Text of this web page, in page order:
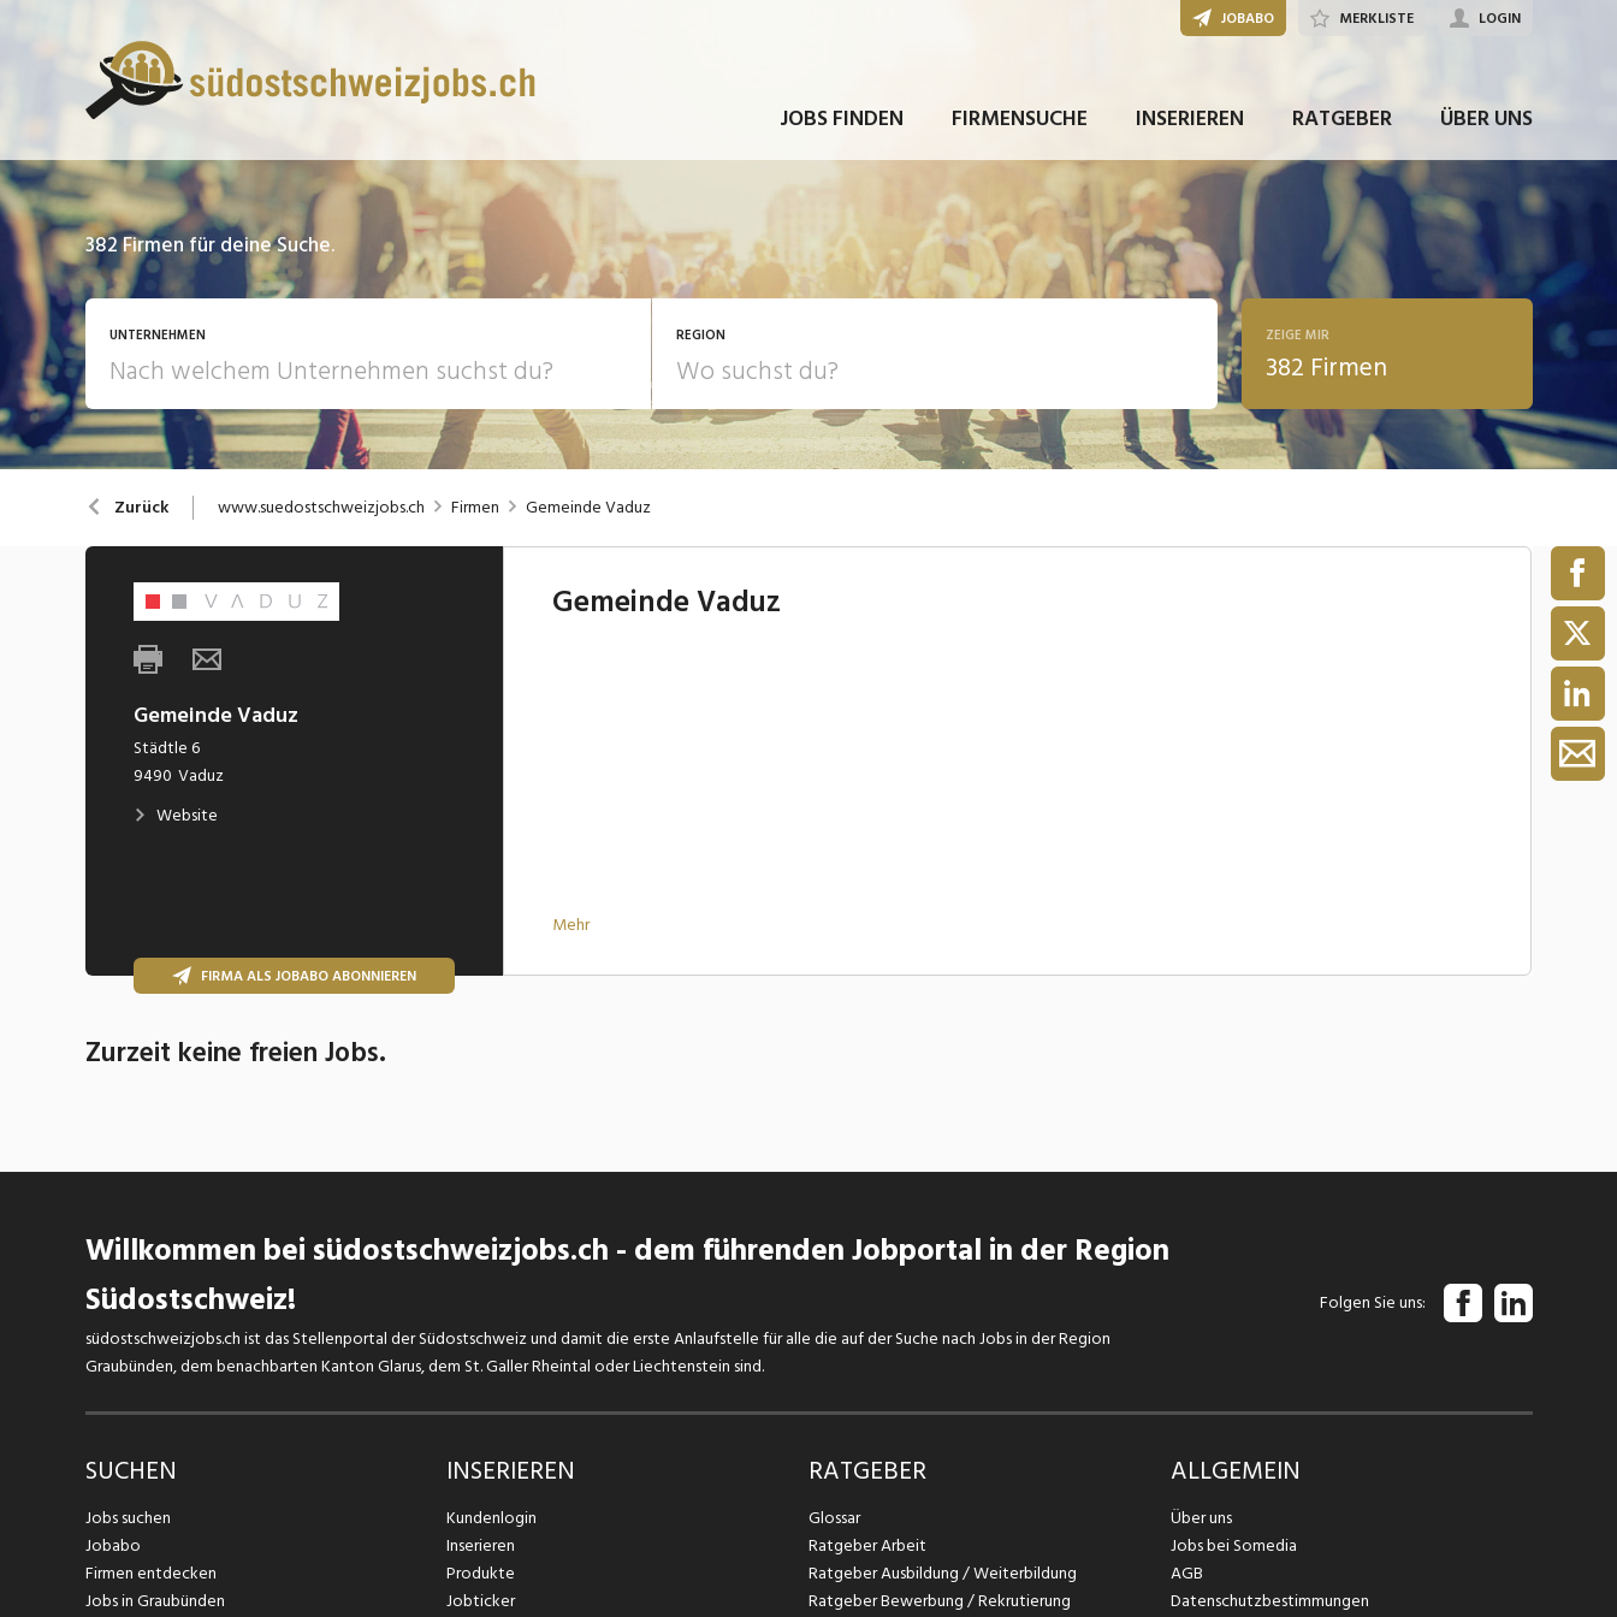
JOBS FINDEN FIRMENSUCHE INSERIEREN RATGEBER ÜBER UNS
JOBABO MERKLISTE LOGIN
382Firmen für deine Suche.
UNTERNEHMEN REGION ZEIGE MIR
382 Firmen
Zurück www.suedostschweizjobs.ch Firmen Gemeinde Vaduz
Gemeinde Vaduz
Städtle 6
9490 Vaduz
Website
FIRMA ALS JOBABO ABONNIEREN
Gemeinde Vaduz
Mehr
Zurzeit keine freien Jobs.
Willkommen bei südostschweizjobs.ch - dem führenden Jobportal in der Region
Südostschweiz!
südostschweizjobs.ch ist das Stellenportal der Südostschweiz und damit die erste Anlaufstelle für alle die auf der Suche nach Jobs in der Region
Graubünden, dem benachbarten Kanton Glarus, dem St. Galler Rheintal oder Liechtenstein sind.
Folgen Sie uns
SUCHEN
Jobs suchen
Jobabo
Firmen entdecken
Jobs in Graubünden
INSERIEREN
Kundenlogin
Inserieren
Produkte
Jobticker
RATGEBER
Glossar
Ratgeber Arbeit
Ratgeber Ausbildung / Weiterbildung
Ratgeber Bewerbung / Rekrutierung
ALLGEMEIN
Über uns
Jobs bei Somedia
AGB
Datenschutzbestimmungen